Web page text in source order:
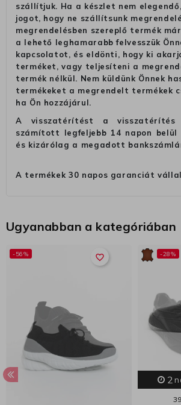
szállítjuk. Ha a készlet nem
jogot, hogy ne szállítsunk
megrendelésben szereplő termék
a lehető leghamarabb felvesszük
kapcsolatot, és eldönti, hogy ki
terméket, vagy teljesíteni a
termék nélkül. Nem küldünk Önnek
termékeket a megrendelt termékek
ha Ön hozzájárul.
A visszatérítést a visszatérítés
számított legfeljebb 14 napon belül
és kizárólag a megadott
A termékek 30 napos garanciát
Ugyanabban a kategóriában
favorite_border
-56% -28%
2
39